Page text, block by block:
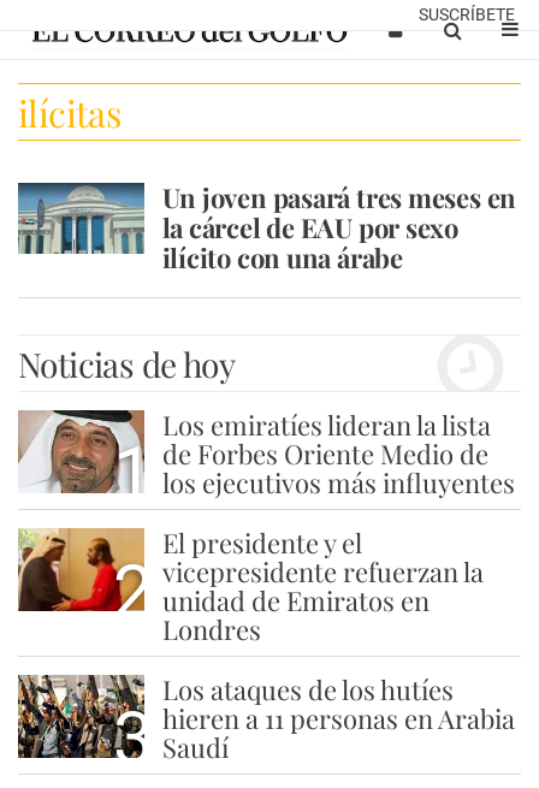
SUSCRÍBETE
ilícitas
Un joven pasará tres meses en
la cárcel de EAU por sexo
ilícito con una árabe
Noticias de hoy
1
Los emiratíes lideran la lista
de Forbes Oriente Medio de
los ejecutivos más influyentes
2
El presidente y el
vicepresidente refuerzan la
unidad de Emiratos en
Londres
3
Los ataques de los hutíes
hieren a 11 personas en Arabia
Saudí